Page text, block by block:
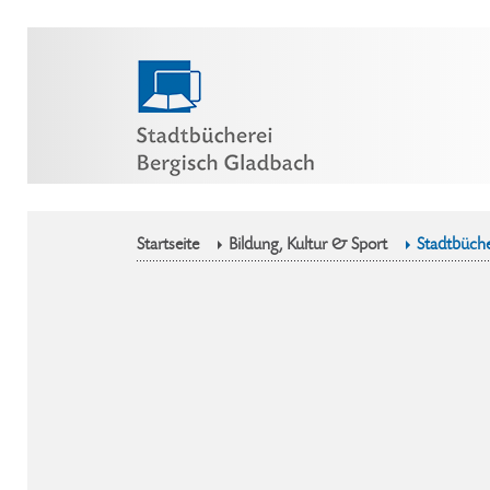
Startseite Bildung, Kultur & Sport